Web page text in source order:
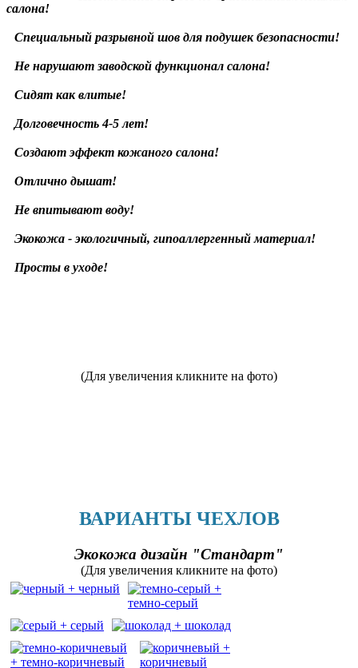
салона!
Специальный разрывной шов для подушек безопасности!
Не нарушают заводской функционал салона!
Сидят как влитые!
Долговечность 4-5 лет!
Создают эффект кожаного салона!
Отлично дышат!
Не впитывают воду!
Экокожа - экологичный, гипоаллергенный материал!
Просты в уходе!
(Для увеличения кликните на фото)
ВАРИАНТЫ ЧЕХЛОВ
Экокожа дизайн "Стандарт"
(Для увеличения кликните на фото)